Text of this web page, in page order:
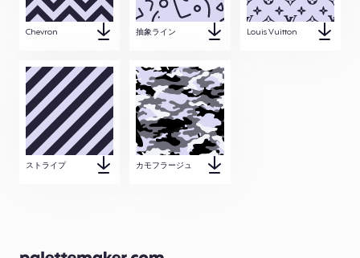
Chevron 抽象ライン Louis Vuitton
ストライプ カモフラージュ